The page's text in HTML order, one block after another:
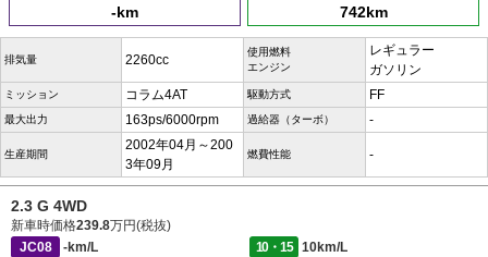
-km 742km
排気量 2260cc
使用燃料
エンジン
レギュラー
ガソリン
ミッション コラム4AT 駆動方式 FF
最大出力 163ps/6000rpm 過給器（ターボ） -
生産期間
2002年04月～200
3年09月
燃費性能 -
2.3 G 4WD
新車時価格239.8万円(税抜)
JC08
-km/L 10・15
10km/L